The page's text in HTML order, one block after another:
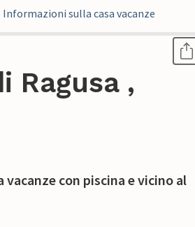
Informazioni sulla casa vacanze
Ragusa ,
con piscina e vicino al